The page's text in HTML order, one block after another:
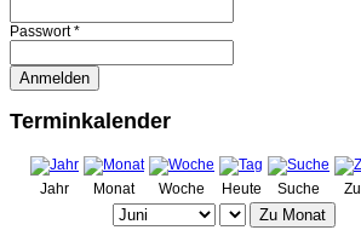
Passwort *
Terminkalender
Jahr Monat Woche Heute Suche
Zu Monat